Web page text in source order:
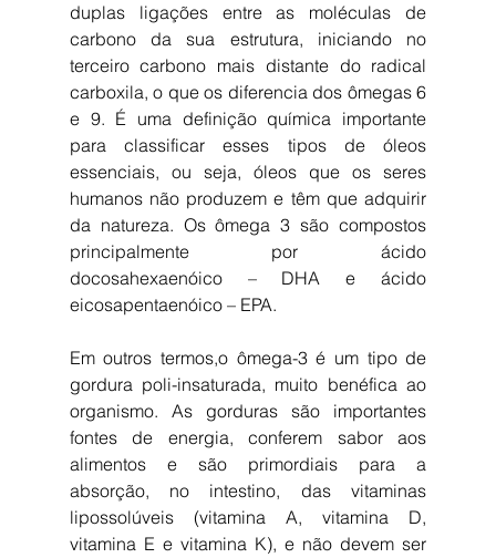
duplas ligações entre as moléculas de
carbono da sua estrutura, iniciando no
terceiro carbono mais distante do radical
carboxila, o que os diferencia dos ômegas 6
e 9. É uma definição química importante
para classificar esses tipos de óleos
essenciais, ou seja, óleos que os seres
humanos não produzem e têm que adquirir
da natureza. Os ômega 3 são compostos
principalmente por ácido
docosahexaenóico – DHA e ácido
eicosapentaenóico – EPA.
Em outros termos,o ômega-3 é um tipo de
gordura poli-insaturada, muito benéfica ao
organismo. As gorduras são importantes
fontes de energia, conferem sabor aos
alimentos e são primordiais para a
absorção, no intestino, das vitaminas
lipossolúveis (vitamina A, vitamina D,
vitamina E e vitamina K), e não devem ser